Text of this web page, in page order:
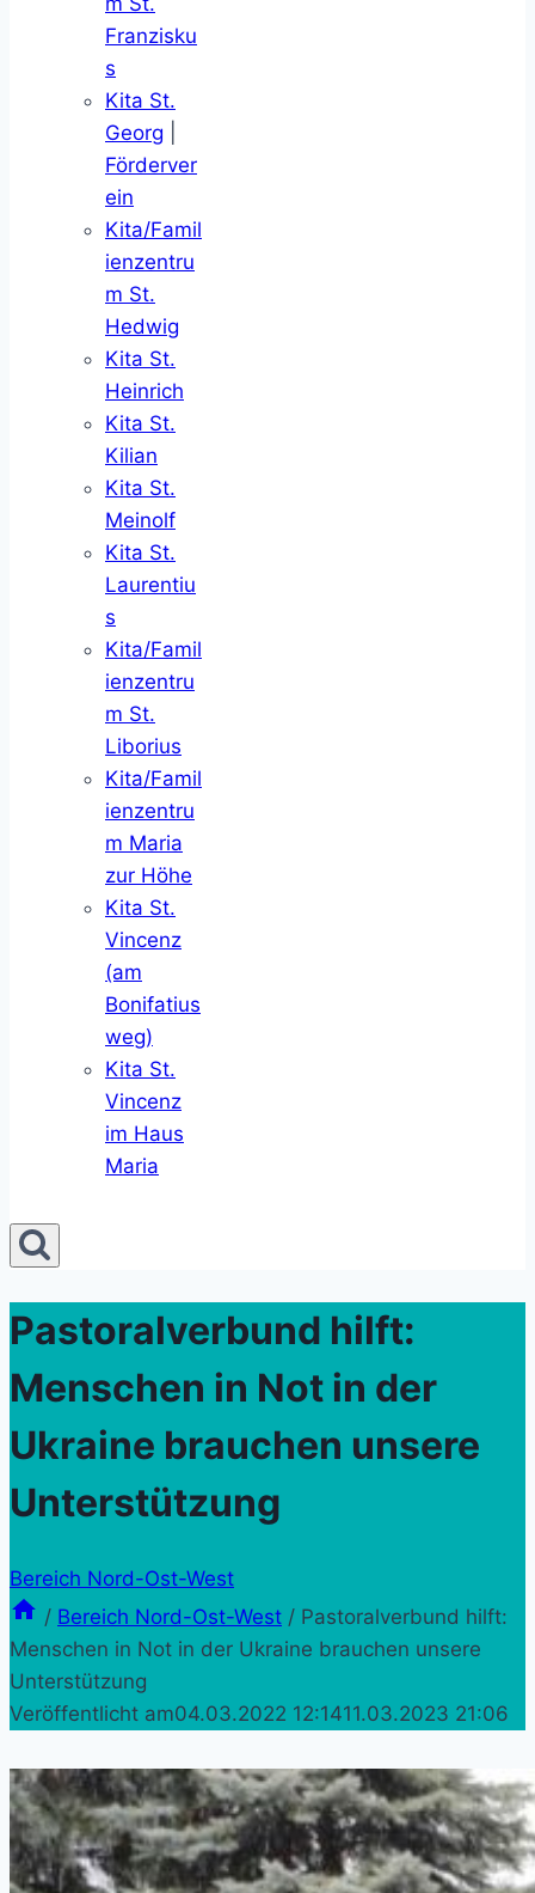
Franzisku
s
Kita St.
Georg
Förderver
ein
Kita/Famil
ienzentru
m St.
Hedwig
Kita St.
Heinrich
Kita St.
Kilian
Kita St.
Meinolf
Kita St.
Laurentiu
s
Kita/Famil
ienzentru
m St.
Liborius
Kita/Famil
ienzentru
m Maria
zur Höhe
Kita St.
Vincenz
(am
Bonifatius
weg)
Kita St.
Vincenz
im Haus
Maria
Pastoralverbund hilft:
Menschen in Not in der
Ukraine brauchen unsere
Unterstützung
Bereich Nord-Ost-West
/ Bereich Nord-Ost-West / Pastoralverbund hilft:
Menschen in Not in der Ukraine brauchen unsere
Unterstützung
Veröffentlicht am04.03.2022 12:1411.03.2023 21:06